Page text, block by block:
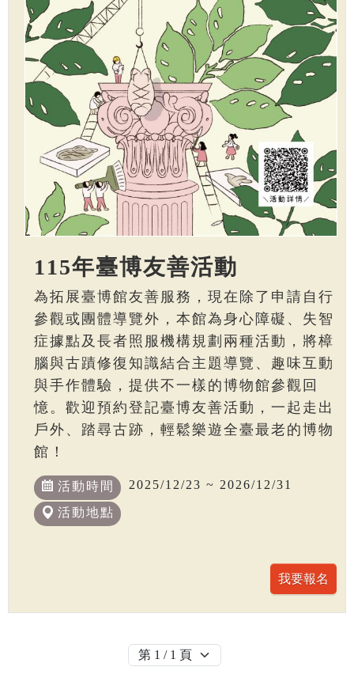
115年臺博友善活動
為拓展臺博館友善服務，現在除了申請自行
參觀或團體導覽外，本館為身心障礙、失智
症據點及長者照服機構規劃兩種活動，將樟
腦與古蹟修復知識結合主題導覽、趣味互動
與手作體驗，提供不一樣的博物館參觀回
憶。歡迎預約登記臺博友善活動，一起走出
戶外、踏尋古跡，輕鬆樂遊全臺最老的博物
館！
活動時間 2025/12/23 ~ 2026/12/31
活動地點